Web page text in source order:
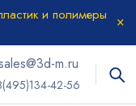
и полимеры
m.ru
42-56